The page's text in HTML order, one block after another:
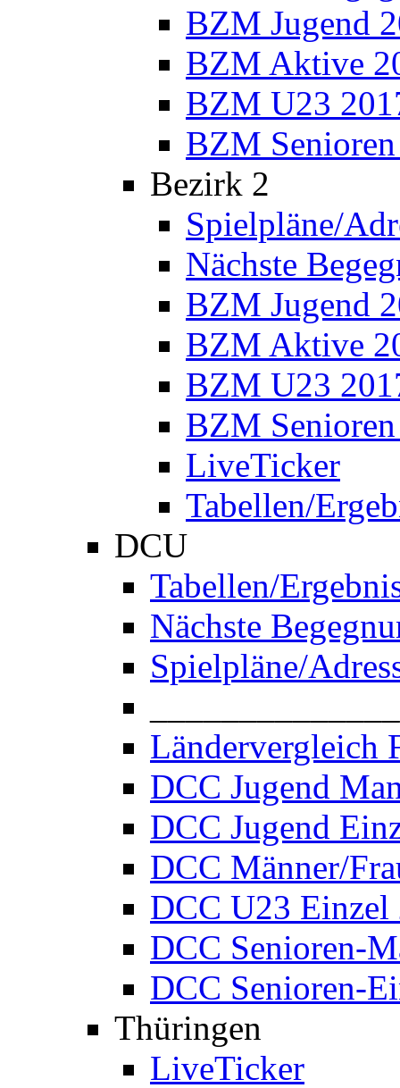
BZM Jugend
BZM Aktive
BZM U23
BZM
Bezirk 2
Spielpläne/
Nächste
BZM Jugend
BZM Aktive
BZM U23
BZM
LiveTicker
Tabellen/
DCU
Tabellen/
Nächste
Spielpläne/
Ländervergleich
DCC Jugend
DCC Jugend
DCC Männer/
DCC U23 Einzel
DCC Senioren-
DCC Senioren-
Thüringen
LiveTicker